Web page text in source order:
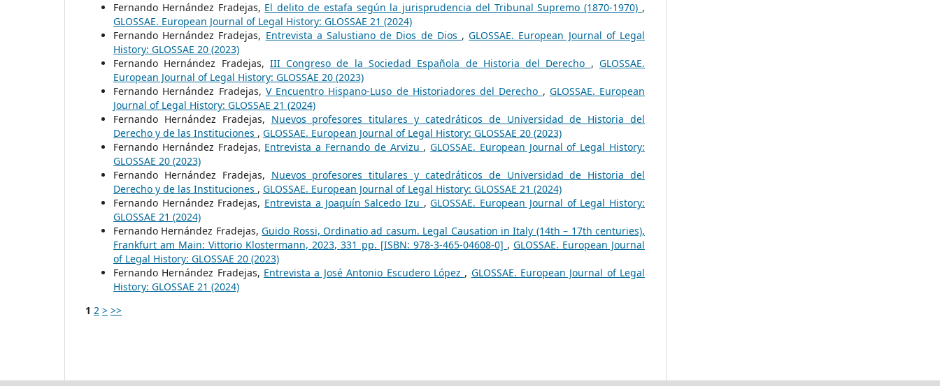
Fernando Hernández Fradejas, El delito de estafa según la jurisprudencia del Tribunal Supremo (1870-1970) ,
GLOSSAE. European Journal of Legal History: GLOSSAE 21 (2024)
Fernando Hernández Fradejas, Entrevista a Salustiano de Dios de Dios ,GLOSSAE. European Journal of Legal
History: GLOSSAE 20 (2023)
Fernando Hernández Fradejas, III Congreso de la Sociedad Española de Historia del Derecho ,GLOSSAE.
European Journal of Legal History: GLOSSAE 20 (2023)
Fernando Hernández Fradejas, V Encuentro Hispano-Luso de Historiadores del Derecho , GLOSSAE. European
Journal of Legal History: GLOSSAE 21 (2024)
Fernando Hernández Fradejas, Nuevos profesores titulares y catedráticos de Universidad de Historia del
Derecho y de las Instituciones , GLOSSAE. European Journal of Legal History: GLOSSAE 20 (2023)
Fernando Hernández Fradejas, Entrevista a Fernando de Arvizu ,GLOSSAE. European Journal of Legal History:
GLOSSAE 20 (2023)
Fernando Hernández Fradejas, Nuevos profesores titulares y catedráticos de Universidad de Historia del
Derecho y de las Instituciones , GLOSSAE. European Journal of Legal History: GLOSSAE 21 (2024)
Fernando Hernández Fradejas, Entrevista a Joaquín Salcedo Izu ,GLOSSAE. European Journal of Legal History:
GLOSSAE 21 (2024)
Fernando Hernández Fradejas,Guido Rossi, Ordinatio ad casum. Legal Causation in Italy (14th – 17th centuries),
Frankfurt am Main: Vittorio Klostermann, 2023, 331 pp. [ISBN: 978-3-465-04608-0] , GLOSSAE. European Journal
of Legal History: GLOSSAE 20 (2023)
Fernando Hernández Fradejas, Entrevista a José Antonio Escudero López , GLOSSAE. European Journal of Legal
History: GLOSSAE 21 (2024)
1 2 > >>